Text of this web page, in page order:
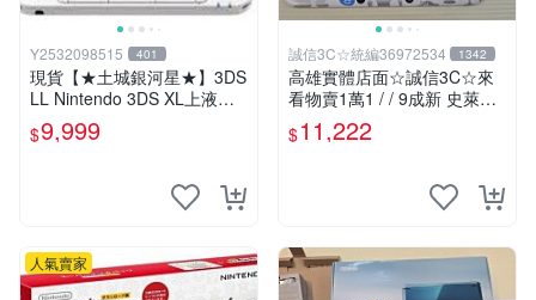
Y2532098515 401
現貨【★土城銀河星★】3DS
LL Nintendo 3DS XL上液晶
上螢幕 L.R鍵維修.觸控螢幕
等更換.外殼破裂更換賣場另
$9,999
誠信3C☆統編36972534 1342
高雄實體店面☆誠信3C☆來
看物賣1萬1 / / 9成新 史萊姆
勇者鬥惡龍 限定版 無改機 任
天堂 3DS LL 日規主機 二手
$11,222
人氣賣家